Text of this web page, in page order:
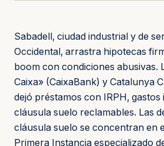
Sabadell, ciudad industrial y de
Occidental, arrastra hipotecas
boom con condiciones abusivas.
Caixa» (CaixaBank) y Catalunya
dejó préstamos con IRPH, gastos
cláusula suelo reclamables. Las
cláusula suelo se concentran en
Primera Instancia especializado